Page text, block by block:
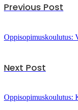
Previous Post
Oppisopimuskoulutus:
Next Post
Oppisopimuskoulutus: